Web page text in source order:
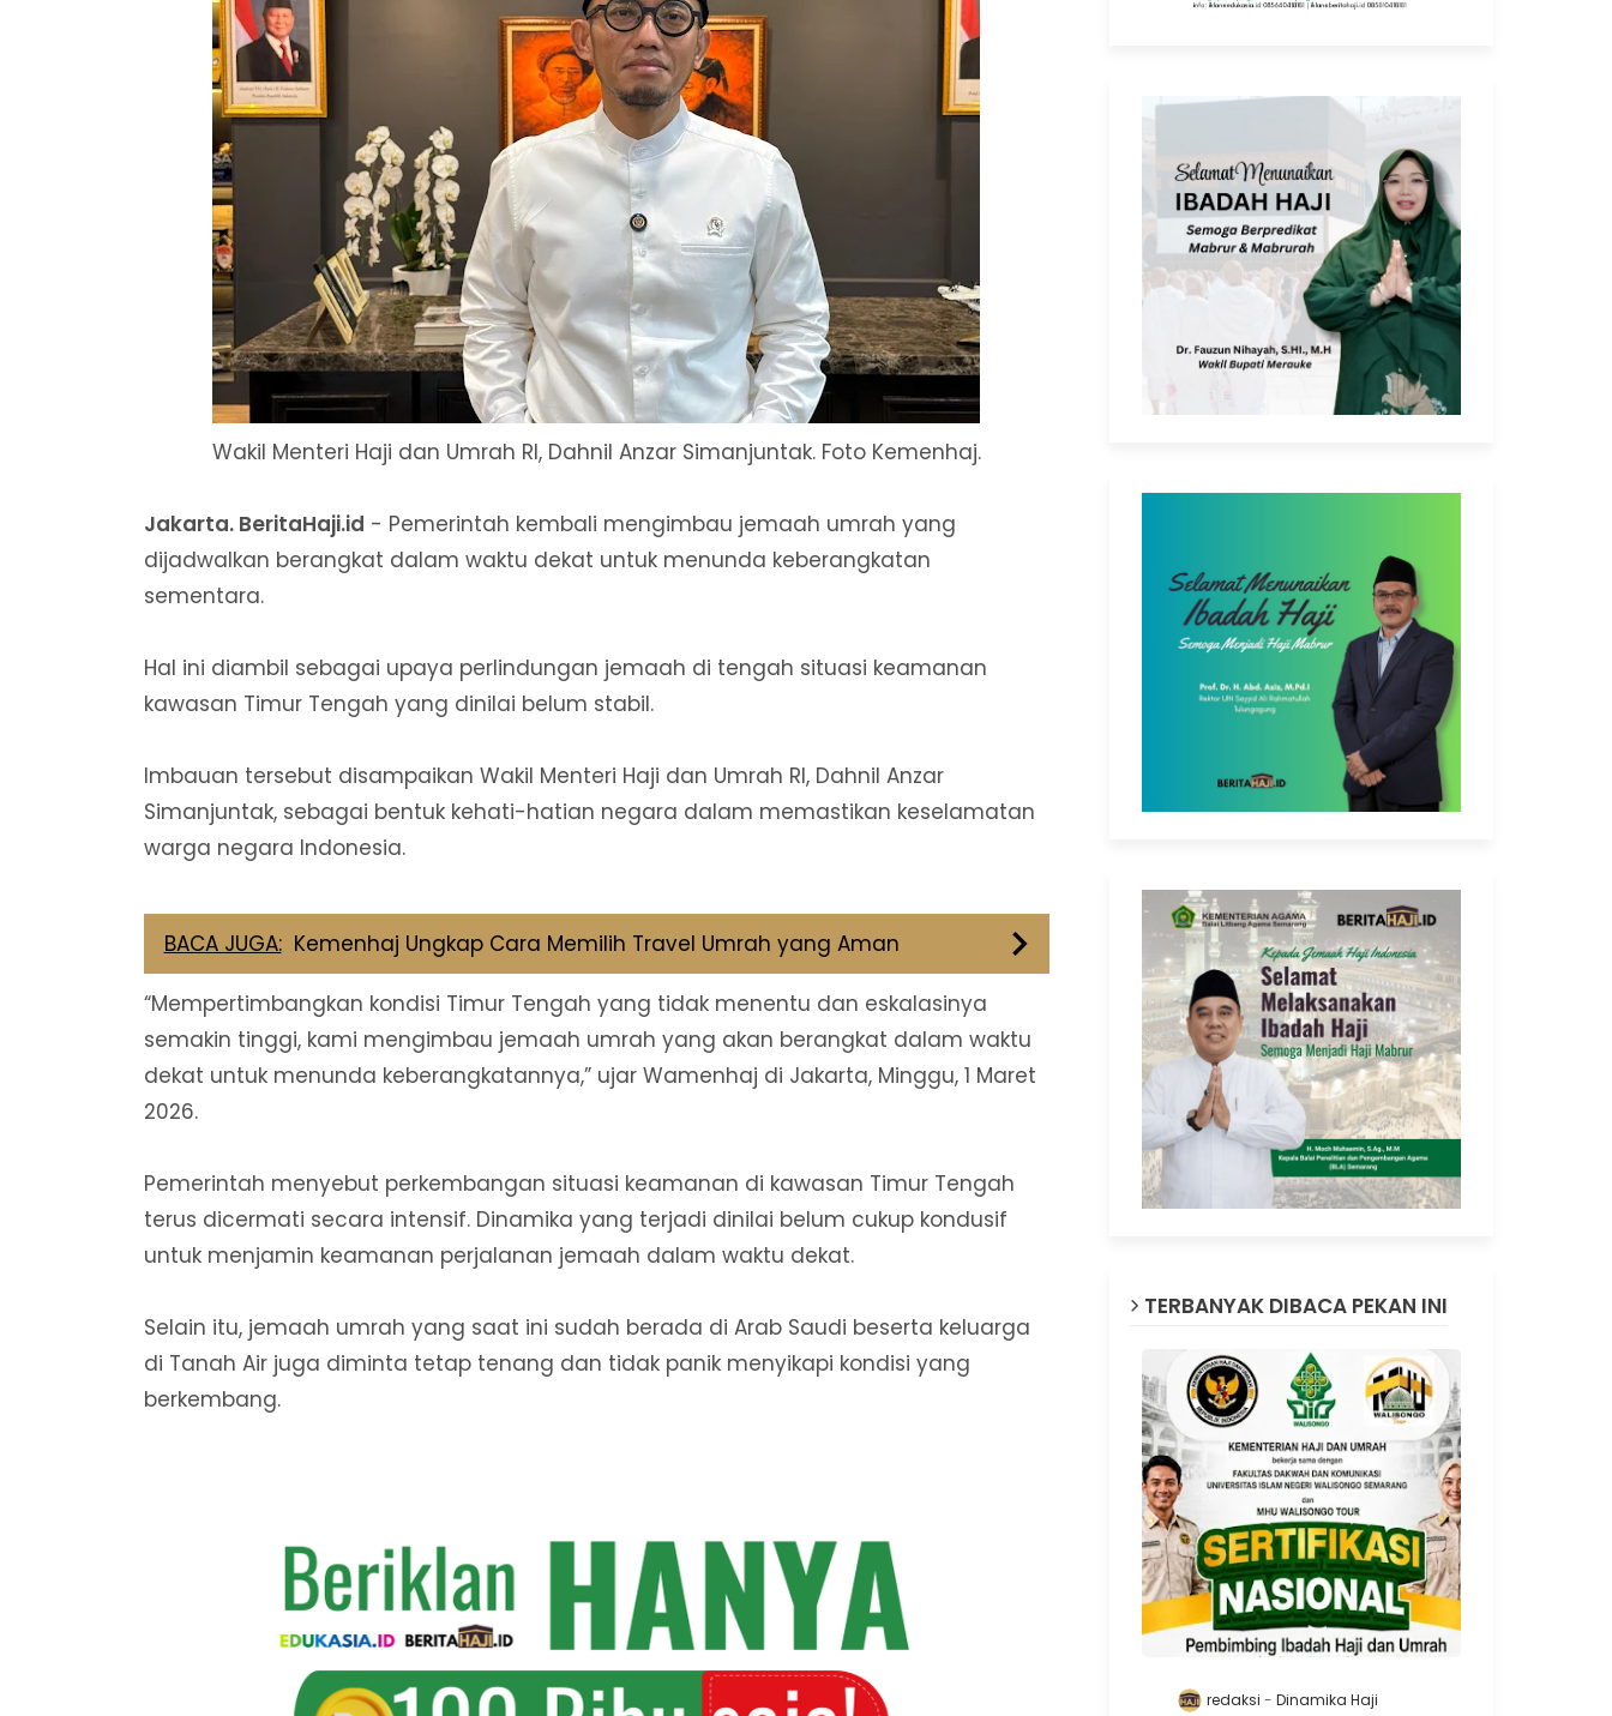
Wakil Menteri Haji dan Umrah RI, Dahnil Anzar Simanjuntak. Foto Kemenhaj.
Jakarta. BeritaHaji.id - Pemerintah kembali mengimbau jemaah umrah yang
dijadwalkan berangkat dalam waktu dekat untuk menunda keberangkatan
sementara.
Hal ini diambil sebagai upaya perlindungan jemaah di tengah situasi keamanan
kawasan Timur Tengah yang dinilai belum stabil.
Imbauan tersebut disampaikan Wakil Menteri Haji dan Umrah RI, Dahnil Anzar
Simanjuntak, sebagai bentuk kehati-hatian negara dalam memastikan keselamatan
warga negara Indonesia.
BACA JUGA: Kemenhaj Ungkap Cara Memilih Travel Umrah yang Aman
“Mempertimbangkan kondisi Timur Tengah yang tidak menentu dan eskalasinya
semakin tinggi, kami mengimbau jemaah umrah yang akan berangkat dalam waktu
dekat untuk menunda keberangkatannya,” ujar Wamenhaj di Jakarta, Minggu, 1 Maret
2026.
Pemerintah menyebut perkembangan situasi keamanan di kawasan Timur Tengah
terus dicermati secara intensif. Dinamika yang terjadi dinilai belum cukup kondusif
untuk menjamin keamanan perjalanan jemaah dalam waktu dekat.
Selain itu, jemaah umrah yang saat ini sudah berada di Arab Saudi beserta keluarga
di Tanah Air juga diminta tetap tenang dan tidak panik menyikapi kondisi yang
berkembang.
TERBANYAK DIBACA PEKAN INI
redaksi Dinamika Haji